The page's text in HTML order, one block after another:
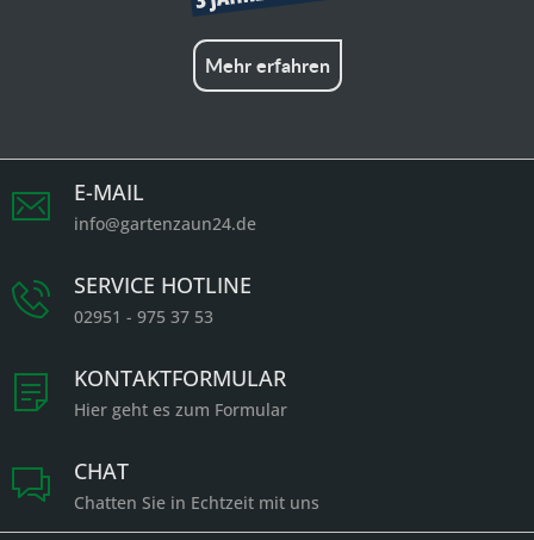
Mehr erfahren
E-MAIL
info@gartenzaun24.de
SERVICE HOTLINE
02951 - 975 37 53
KONTAKTFORMULAR
Hier geht es zum Formular
CHAT
Chatten Sie in Echtzeit mit uns